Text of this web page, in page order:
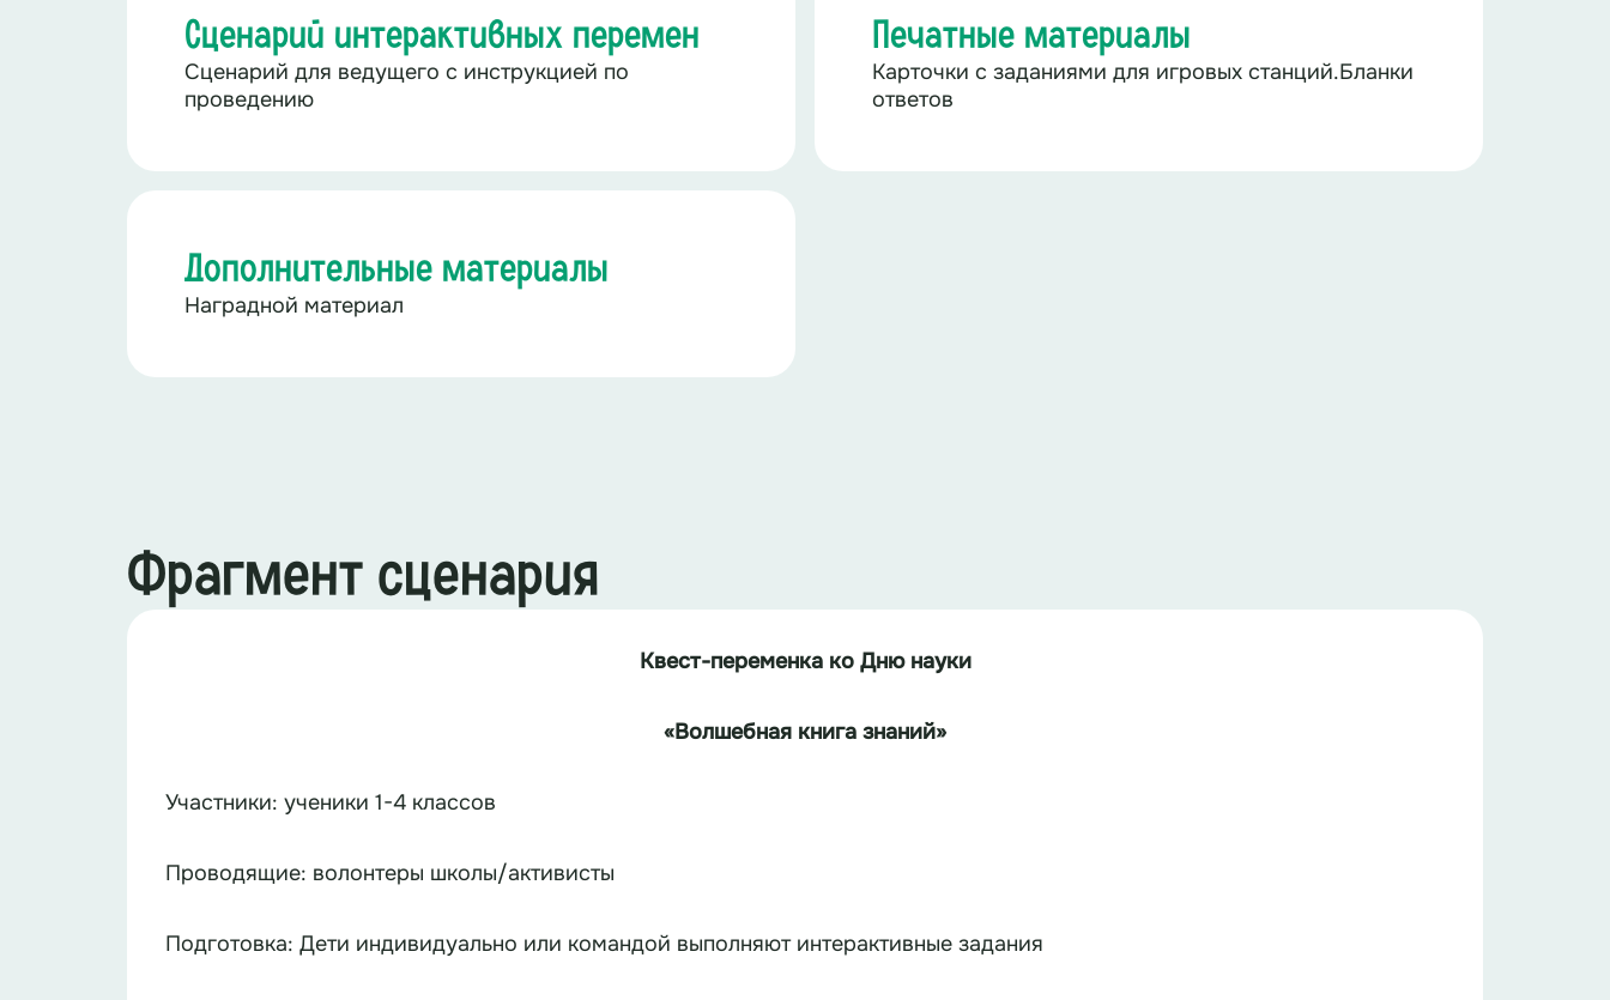
Сценарий интерактивных перемен
Сценарий для ведущего с инструкцией по
проведению
Печатные материалы
Карточки с заданиями для игровых станций.Бланки
ответов
Дополнительные материалы
Наградной материал
Фрагмент сценария
Квест-переменка ко Дню науки
«Волшебная книга знаний»
Участники: ученики 1-4 классов
Проводящие: волонтеры школы/активисты
Подготовка: Дети индивидуально или командой выполняют интерактивные задания